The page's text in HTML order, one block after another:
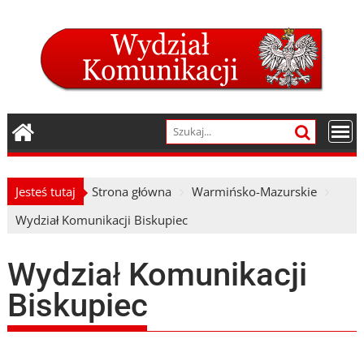
Jesteś tutaj Strona główna
Warmińsko-Mazurskie
Wydział Komunikacji Biskupiec
Wydział Komunikacji
Biskupiec